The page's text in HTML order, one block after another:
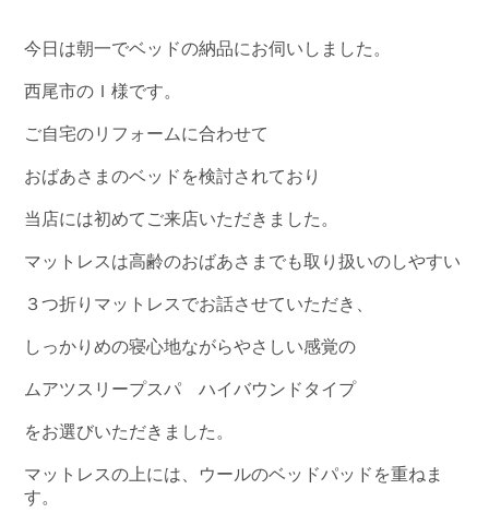
今日は朝一でベッドの納品にお伺いしました。
西尾市のＩ様です。
ご自宅のリフォームに合わせて
おばあさまのベッドを検討されており
当店には初めてご来店いただきました。
マットレスは高齢のおばあさまでも取り扱いのしやすい
３つ折りマットレスでお話させていただき、
しっかりめの寝心地ながらやさしい感覚の
ムアツスリープスパ ハイバウンドタイプ
をお選びいただきました。
マットレスの上には、ウールのベッドパッドを重ねま
す。